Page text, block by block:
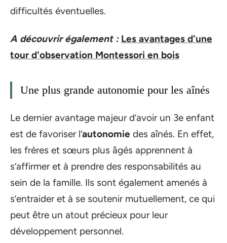
difficultés éventuelles.
A découvrir également : Les avantages d'une
tour d'observation Montessori en bois
Une plus grande autonomie pour les aînés
Le dernier avantage majeur d’avoir un 3e enfant
est de favoriser l’autonomie des aînés. En effet,
les frères et sœurs plus âgés apprennent à
s’affirmer et à prendre des responsabilités au
sein de la famille. Ils sont également amenés à
s’entraider et à se soutenir mutuellement, ce qui
peut être un atout précieux pour leur
développement personnel.